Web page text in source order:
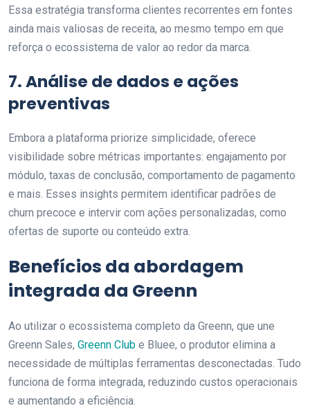
Essa estratégia transforma clientes recorrentes em fontes
ainda mais valiosas de receita, ao mesmo tempo em que
reforça o ecossistema de valor ao redor da marca.
7. Análise de dados e ações
preventivas
Embora a plataforma priorize simplicidade, oferece
visibilidade sobre métricas importantes: engajamento por
módulo, taxas de conclusão, comportamento de pagamento
e mais. Esses insights permitem identificar padrões de
churn precoce e intervir com ações personalizadas, como
ofertas de suporte ou conteúdo extra.
Benefícios da abordagem
integrada da Greenn
Ao utilizar o ecossistema completo da Greenn, que une
Greenn Sales, Greenn Club e Bluee, o produtor elimina a
necessidade de múltiplas ferramentas desconectadas. Tudo
funciona de forma integrada, reduzindo custos operacionais
e aumentando a eficiência.